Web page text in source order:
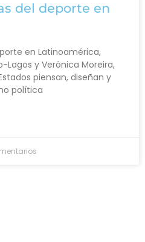
del deporte en
en Latinoamérica,
Lagos y Verónica Moreira,
piensan, diseñan y
política